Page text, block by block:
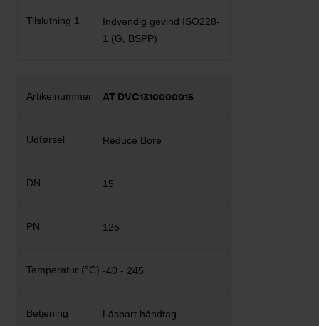
Indvendig gevind ISO228-
1 (G, BSPP)
AT DVC1310000015
Reduce Bore
15
125
-40 - 245
Låsbart håndtag